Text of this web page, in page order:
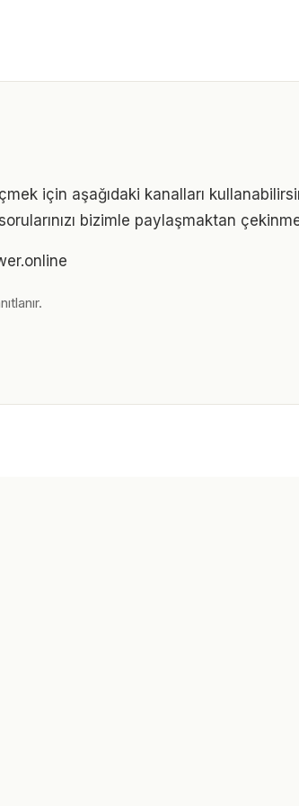
için aşağıdaki kanalları
bizimle paylaşmaktan